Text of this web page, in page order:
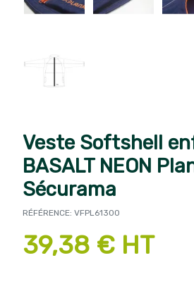
Veste Softshell
BASALT NEON
Sécurama
RÉFÉRENCE: VFPL61300
39,38 € HT